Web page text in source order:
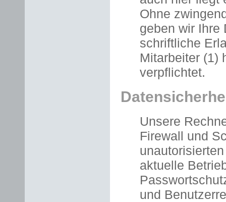
Ohne
geben wir Ihre
schriftliche
Mitarbeiter (1)
verpflichtet.
Unsere
Firewall und
aktuelle
und